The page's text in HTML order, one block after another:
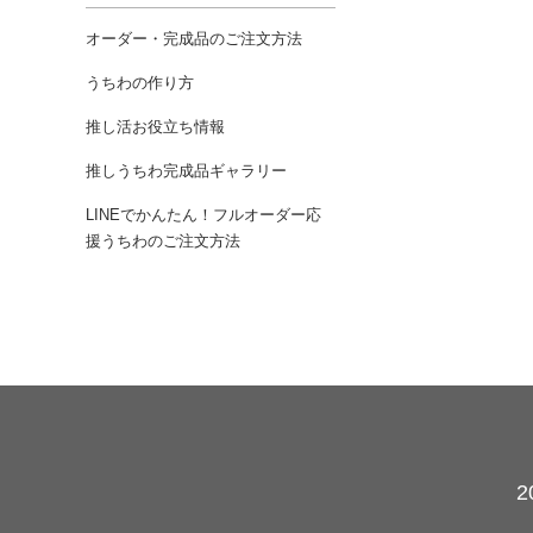
オーダー・完成品のご注文方法
うちわの作り方
推し活お役立ち情報
推しうちわ完成品ギャラリー
LINEでかんたん！フルオーダー応
援うちわのご注文方法